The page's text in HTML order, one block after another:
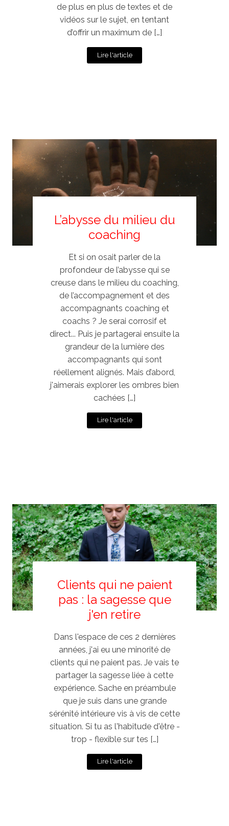
de plus en plus de textes et de
vidéos sur le sujet, en tentant
d’offrir un maximum de […]
Lire l'article
L’abysse du milieu du
coaching
Et si on osait parler de la
profondeur de l’abysse qui se
creuse dans le milieu du coaching,
de l’accompagnement et des
accompagnants coaching et
coachs ? Je serai corrosif et
direct... Puis je partagerai ensuite la
grandeur de la lumière des
accompagnants qui sont
réellement alignés. Mais d’abord,
j'aimerais explorer les ombres bien
cachées […]
Lire l'article
Clients qui ne paient
pas : la sagesse que
j'en retire
Dans l'espace de ces 2 dernières
années, j'ai eu une minorité de
clients qui ne paient pas. Je vais te
partager la sagesse liée à cette
expérience. Sache en préambule
que je suis dans une grande
sérénité intérieure vis à vis de cette
situation. Si tu as l'habitude d'être -
trop - flexible sur tes […]
Lire l'article